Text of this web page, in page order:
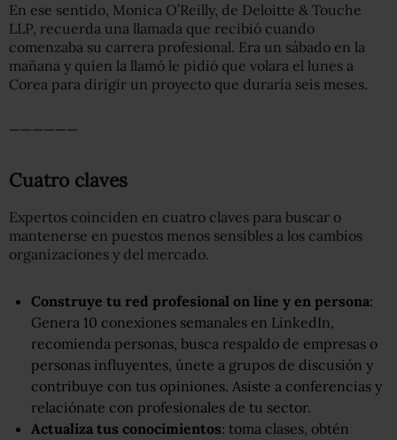
En ese sentido, Monica O’Reilly, de Deloitte & Touche
LLP, recuerda una llamada que recibió cuando
comenzaba su carrera profesional. Era un sábado en la
mañana y quien la llamó le pidió que volara el lunes a
Corea para dirigir un proyecto que duraría seis meses.
——————
Cuatro claves
Expertos coinciden en cuatro claves para buscar o
mantenerse en puestos menos sensibles a los cambios
organizaciones y del mercado.
Construye tu red profesional on line y en persona:
Genera 10 conexiones semanales en LinkedIn,
recomienda personas, busca respaldo de empresas o
personas influyentes, únete a grupos de discusión y
contribuye con tus opiniones. Asiste a conferencias y
relaciónate con profesionales de tu sector.
Actualiza tus conocimientos: toma clases, obtén